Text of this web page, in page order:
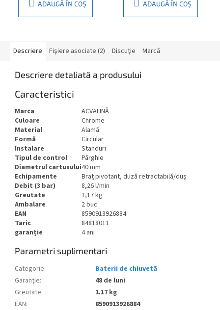
ADAUGĂ ÎN COŞ ADAUGĂ ÎN COŞ
Descriere Fişiere asociate (2) Discuţie Marcă
Descriere detaliată a produsului
Caracteristici
Marca
ACVALINĂ
Culoare
Chrome
Material
Alamă
Formă
Circular
Instalare
Standuri
Tipul de control
Pârghie
Diametrul cartusului40 mm
Echipamente
Braț pivotant, duză retractabilă/duș
Debit (3 bar)
8,26 l/min
Greutate
1,17 kg
Ambalare
2 buc
EAN
8590913926884
Taric
84818011
garanție
4 ani
Parametri suplimentari
Categorie:
Baterii de chiuvetă
Garanţie:
48 de luni
Greutate:
1.17 kg
EAN:
8590913926884